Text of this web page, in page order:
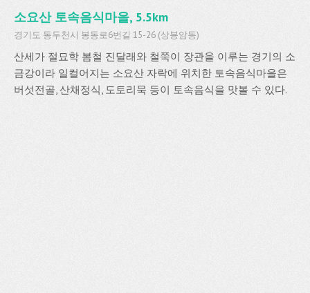
소요산 토속음식마을, 5.5km
경기도 동두천시 봉동로6번길 15-26 (상봉암동)
산세가 절묘학 봄철 진달래와 철쭉이 장관을 이루는 경기의 소
금강이라 일컬어지는 소요산 자락에 위치한 토속음식마을은
버섯전골, 산채정식, 도토리묵 등이 토속음식을 맛볼 수 있다.